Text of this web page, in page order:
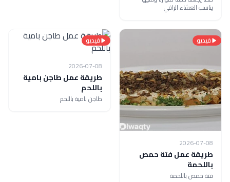
يناسب العشاء الراقي
فيديو
2026-07-08
طريقة عمل فتة حمص
باللحمة
فتة حمص باللحمة
فيديو
2026-07-08
طريقة عمل طاجن بامية
باللحم
طاجن بامية باللحم